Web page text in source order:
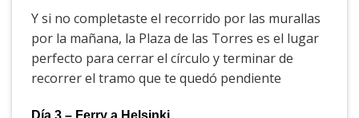
Y si no completaste el recorrido por las murallas
por la mañana, la Plaza de las Torres es el lugar
perfecto para cerrar el círculo y terminar de
recorrer el tramo que te quedó pendiente
Día 3 – Ferry a Helsinki